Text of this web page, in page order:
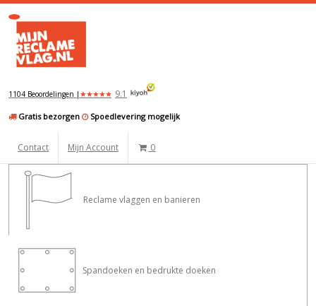
1104 Beoordelingen | ★★★★★ 9.1
Gratis bezorgen Spoedlevering mogelijk
Contact Mijn Account 0
Reclame vlaggen en banieren
Spandoeken en bedrukte doeken